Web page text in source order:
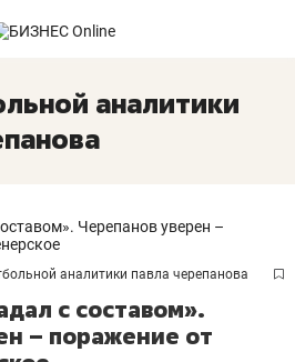
аналитики
аналитики павла черепанова
с составом».
– поражение от